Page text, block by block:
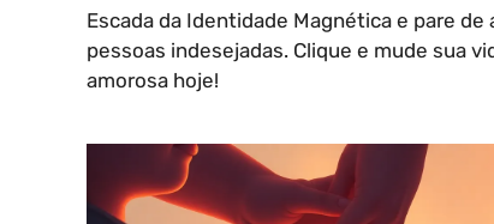
Escada da Identidade Magnética e pare de
pessoas indesejadas. Clique e mude sua
amorosa hoje!